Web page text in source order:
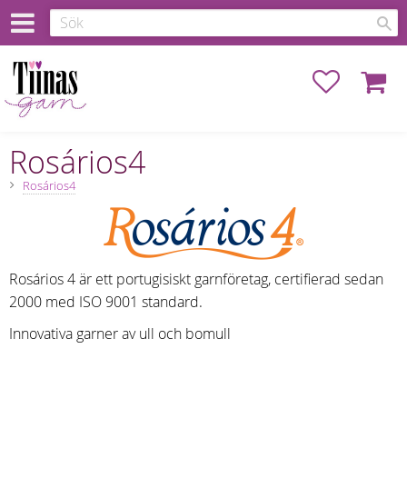
Favoriter
Rosários4
Rosários4
Rosários 4 är ett portugisiskt garnföretag, certifierad sedan
2000 med ISO 9001 standard.
Innovativa garner av ull och bomull